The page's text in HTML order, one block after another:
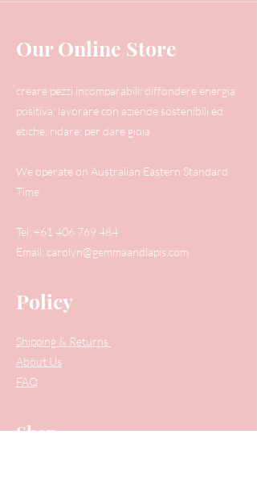
Our Online Store
creare pezzi incomparabili; diffondere energia
positiva; lavorare con aziende sostenibili ed
etiche; ridare; per dare gioia
We operate on Australian Eastern Standard
Time.
Tel: +61 406 769 484
Email: carolyn@gemmaandlapis.com
Policy
Shipping & Returns
About Us
FAQ
Shop